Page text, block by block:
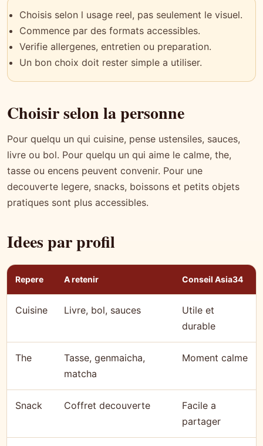
Choisis selon l usage reel, pas seulement le visuel.
Commence par des formats accessibles.
Verifie allergenes, entretien ou preparation.
Un bon choix doit rester simple a utiliser.
Choisir selon la personne
Pour quelqu un qui cuisine, pense ustensiles, sauces,
livre ou bol. Pour quelqu un qui aime le calme, the,
tasse ou encens peuvent convenir. Pour une
decouverte legere, snacks, boissons et petits objets
pratiques sont plus accessibles.
Idees par profil
Repere A retenir Conseil Asia34
Cuisine Livre, bol, sauces
Utile et
durable
The
Tasse, genmaicha,
matcha
Moment calme
Snack Coffret decouverte
Facile a
partager